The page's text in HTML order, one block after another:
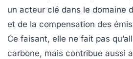
un acteur clé dans le domaine
et de la compensation des
Ce faisant, elle ne fait pas
carbone, mais contribue aussi